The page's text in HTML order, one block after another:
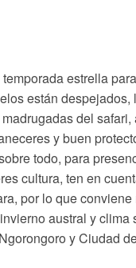
estrella
están
del
y buen
todo, para
cultura, ten en
por lo que
austral y
y Ciudad